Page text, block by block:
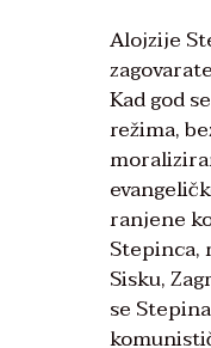
Alojzije
Kad god
režima,
ranjene
Stepinca,
Sisku,
se